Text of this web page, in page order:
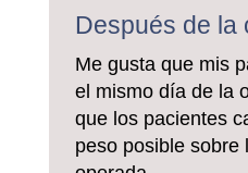
Después de la
Me gusta que mis
el mismo día de la
que los pacientes
peso posible sobre